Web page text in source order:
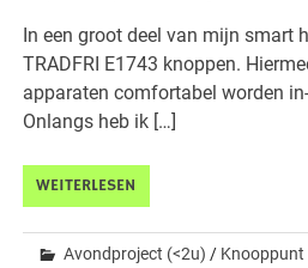
In een groot deel van mijn smart
TRADFRI E1743 knoppen.
apparaten comfortabel worden
Onlangs heb ik […]
WEITERLESEN
Avondproject (<2u) / Knooppunt